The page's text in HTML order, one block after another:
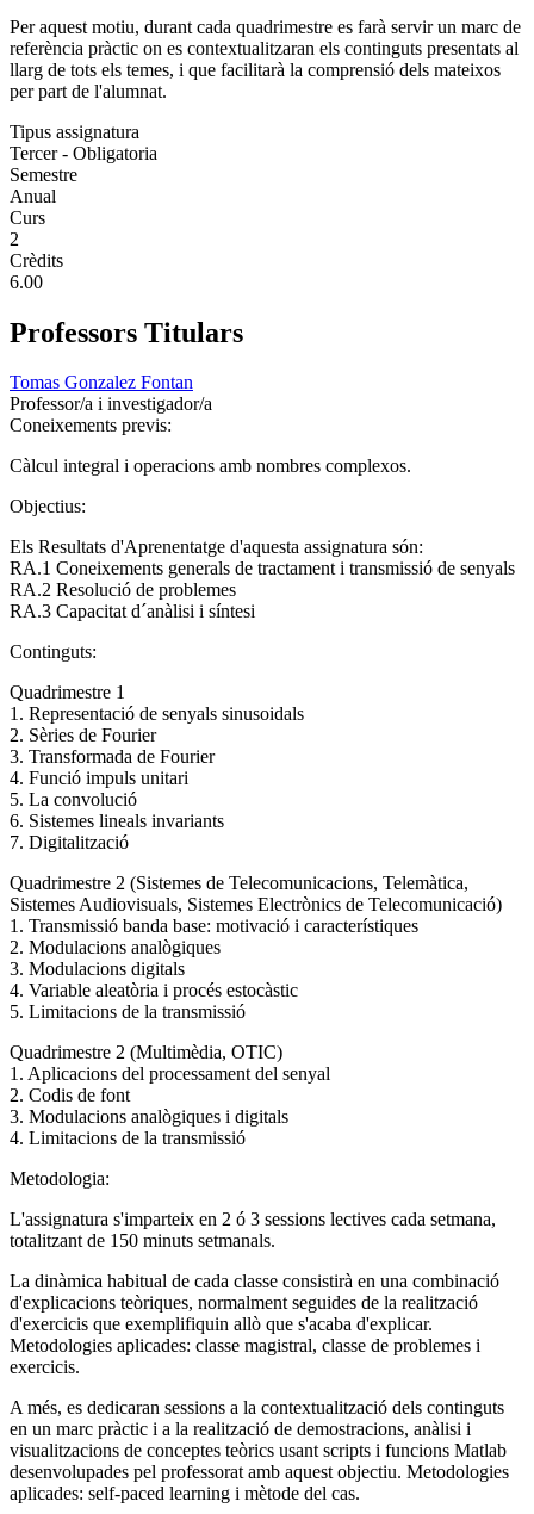
Per aquest motiu, durant cada quadrimestre es farà servir un marc de
referència pràctic on es contextualitzaran els continguts presentats al
llarg de tots els temes, i que facilitarà la comprensió dels mateixos
per part de l'alumnat.
Tipus assignatura
Tercer - Obligatoria
Semestre
Anual
Curs
2
Crèdits
6.00
Professors Titulars
Tomas Gonzalez Fontan
Professor/a i investigador/a
Coneixements previs:
Càlcul integral i operacions amb nombres complexos.
Objectius:
Els Resultats d'Aprenentatge d'aquesta assignatura són:
RA.1 Coneixements generals de tractament i transmissió de senyals
RA.2 Resolució de problemes
RA.3 Capacitat d´anàlisi i síntesi
Continguts:
Quadrimestre 1
1. Representació de senyals sinusoidals
2. Sèries de Fourier
3. Transformada de Fourier
4. Funció impuls unitari
5. La convolució
6. Sistemes lineals invariants
7. Digitalització
Quadrimestre 2 (Sistemes de Telecomunicacions, Telemàtica,
Sistemes Audiovisuals, Sistemes Electrònics de Telecomunicació)
1. Transmissió banda base: motivació i característiques
2. Modulacions analògiques
3. Modulacions digitals
4. Variable aleatòria i procés estocàstic
5. Limitacions de la transmissió
Quadrimestre 2 (Multimèdia, OTIC)
1. Aplicacions del processament del senyal
2. Codis de font
3. Modulacions analògiques i digitals
4. Limitacions de la transmissió
Metodologia:
L'assignatura s'imparteix en 2 ó 3 sessions lectives cada setmana,
totalitzant de 150 minuts setmanals.
La dinàmica habitual de cada classe consistirà en una combinació
d'explicacions teòriques, normalment seguides de la realització
d'exercicis que exemplifiquin allò que s'acaba d'explicar.
Metodologies aplicades: classe magistral, classe de problemes i
exercicis.
A més, es dedicaran sessions a la contextualització dels continguts
en un marc pràctic i a la realització de demostracions, anàlisi i
visualitzacions de conceptes teòrics usant scripts i funcions Matlab
desenvolupades pel professorat amb aquest objectiu. Metodologies
aplicades: self-paced learning i mètode del cas.